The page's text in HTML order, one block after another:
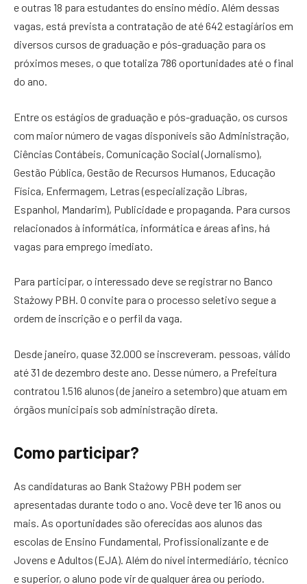
e outras 18 para estudantes do ensino médio. Além dessas
vagas, está prevista a contratação de até 642 estagiários em
diversos cursos de graduação e pós-graduação para os
próximos meses, o que totaliza 786 oportunidades até o final
do ano.
Entre os estágios de graduação e pós-graduação, os cursos
com maior número de vagas disponíveis são Administração,
Ciências Contábeis, Comunicação Social (Jornalismo),
Gestão Pública, Gestão de Recursos Humanos, Educação
Física, Enfermagem, Letras (especialização Libras,
Espanhol, Mandarim), Publicidade e propaganda. Para cursos
relacionados à informática, informática e áreas afins, há
vagas para emprego imediato.
Para participar, o interessado deve se registrar no Banco
Stażowy PBH. O convite para o processo seletivo segue a
ordem de inscrição e o perfil da vaga.
Desde janeiro, quase 32.000 se inscreveram. pessoas, válido
até 31 de dezembro deste ano. Desse número, a Prefeitura
contratou 1.516 alunos (de janeiro a setembro) que atuam em
órgãos municipais sob administração direta.
Como participar?
As candidaturas ao Bank Stażowy PBH podem ser
apresentadas durante todo o ano. Você deve ter 16 anos ou
mais. As oportunidades são oferecidas aos alunos das
escolas de Ensino Fundamental, Profissionalizante e de
Jovens e Adultos (EJA). Além do nível intermediário, técnico
e superior, o aluno pode vir de qualquer área ou período.